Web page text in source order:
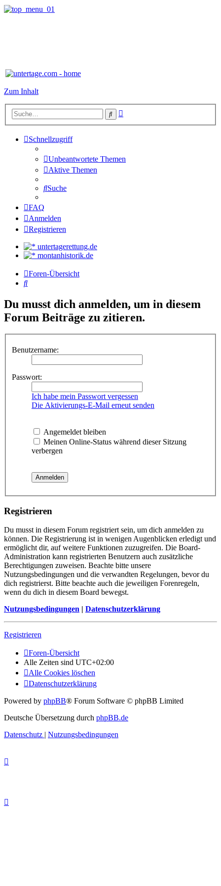
Zum Inhalt
Suche
Schnellzugriff
Unbeantwortete Themen
Aktive Themen
Suche
FAQ
Anmelden
Registrieren
untertagerettung.de
montanhistorik.de
Foren-Übersicht
Suche
Du musst dich anmelden, um in diesem
Forum Beiträge zu zitieren.
Benutzername:
Passwort:
Ich habe mein Passwort vergessen
Die Aktivierungs-E-Mail erneut senden
Angemeldet bleiben
Meinen Online-Status während dieser Sitzung
verbergen
Registrieren
Du musst in diesem Forum registriert sein, um dich anmelden zu
können. Die Registrierung ist in wenigen Augenblicken erledigt und
ermöglicht dir, auf weitere Funktionen zuzugreifen. Die Board-
Administration kann registrierten Benutzern auch zusätzliche
Berechtigungen zuweisen. Beachte bitte unsere
Nutzungsbedingungen und die verwandten Regelungen, bevor du
dich registrierst. Bitte beachte auch die jeweiligen Forenregeln,
wenn du dich in diesem Board bewegst.
Nutzungsbedingungen | Datenschutzerklärung
Registrieren
Foren-Übersicht
Alle Zeiten sind UTC+02:00
Alle Cookies löschen
Datenschutzerklärung
Powered by phpBB® Forum Software © phpBB Limited
Deutsche Übersetzung durch phpBB.de
Datenschutz | Nutzungsbedingungen